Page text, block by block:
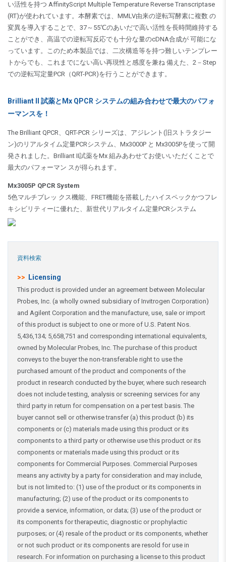
い活性を持つ AffinityScript Multiple Temperature Reverse Transcriptase
(RT)が使われています。本酵素では、MMLV由来の逆転写酵素に複数 の
変異を導入することで、37～55℃のあいだで高い活性を長時間維持する
ことができ、高温での逆転写反応でも十分な量のcDNA合成が 可能にな
っています。このため本製品では、二次構造等を持つ難しいテンプレー
トからでも、これまでにない高い再現性と感度を兼ね 備えた、2－Step
での逆転写定量PCR（QRT-PCR)を行うことができます。
Brilliant II 試薬とMx QPCR システムの組み合わせで最大のパフォ
ーマンスを！
The Brilliant QPCR、QRT-PCR シリーズは、アジレント(旧ストラタジー
ン)のリアルタイム定量PCRシステム、Mx3000P と Mx3005Pを使って開
発されました。Brilliant II試薬をMx 組みあわせてお使いいただくことで
最大のパフォーマン スが得られます。
Mx3005P QPCR System
5色マルチプレッ クス機能、FRET機能を搭載したハイスペックかつフレ
キシビリティーに優れた、新世代リアルタイム定量PCRシステム
資料検索
>> Licensing
This product is provided under an agreement between Molecular
Probes, Inc. (a wholly owned subsidiary of Invitrogen Corporation)
and Agilent Corporation and the manufacture, use, sale or import
of this product is subject to one or more of U.S. Patent Nos.
5,436,134; 5,658,751 and corresponding international equivalents,
owned by Molecular Probes, Inc. The purchase of this product
conveys to the buyer the non-transferable right to use the
purchased amount of the product and components of the
product in research conducted by the buyer, where such research
does not include testing, analysis or screening services for any
third party in return for compensation on a per test basis. The
buyer cannot sell or otherwise transfer (a) this product (b) its
components or (c) materials made using this product or its
components to a third party or otherwise use this product or its
components or materials made using this product or its
components for Commercial Purposes. Commercial Purposes
means any activity by a party for consideration and may include,
but is not limited to: (1) use of the product or its components in
manufacturing; (2) use of the product or its components to
provide a service, information, or data; (3) use of the product or
its components for therapeutic, diagnostic or prophylactic
purposes; or (4) resale of the product or its components, whether
or not such product or its components are resold for use in
research. For information on purchasing a license to this product